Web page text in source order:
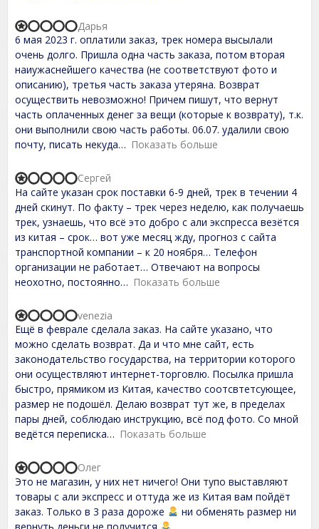
u
t
f
5
R
a
t
e
d
1
,
0
o
u
t
5
6 мая 2023 г. оплатили заказ, трек номера высылали
очень долго. Пришла одна часть заказа, потом вторая
наиужаснейшего качества (не соответствуют фото и
описанию), третья часть заказа утеряна. Возврат
осуществить невозможно! Причем пишут, что вернут
часть оплаченных денег за вещи (которые к возврату), т.к.
они выполнили свою часть работы. 06.07. удалили свою
почту, писать некуда
Показать больше
Дарья
R
a
t
d
1
,
0
o
u
o
f
5
На сайте указан срок поставки 6-9 дней, трек в течении 4
дней скинут. По факту – трек через неделю, как получаешь
трек, узнаешь, что всё это добро с али экспресса везётся
из китая – срок… вот уже месяц жду, прогноз с сайта
транспортной компании – к 20 ноября… Телефон
организации не работает… Отвечают на вопросы
неохотно, постоянно
Показать больше
Сергей
R
a
t
e
d
1
,
0
o
u
t
5
Ещё в феврале сделала заказ. На сайте указано, что
можно сделать возврат. Да и что мне сайт, есть
законодательство государства, на территории которого
они осуществляют интернет-торговлю. Посылка пришла
быстро, прямиком из Китая, качество соотсвтетсующее,
размер не подошёл. Делаю возврат тут же, в пределах
пары дней, соблюдаю инструкцию, всё под фото. Со мной
ведётся переписка
Показать больше
venezia
R
a
t
e
d
Это не магазин, у них нет ничего! Они тупо выставляют
товары с али экспресс и оттуда же из Китая вам пойдёт
заказ. Только в 3 раза дороже
ни обменять размер ни
Олег